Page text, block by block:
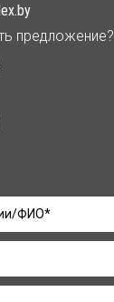
предложение?